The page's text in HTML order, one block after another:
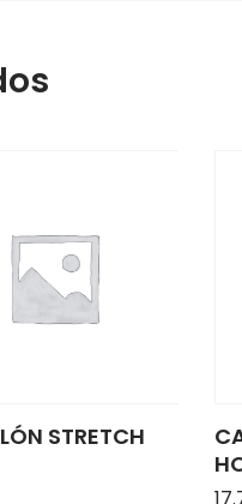
STRETCH